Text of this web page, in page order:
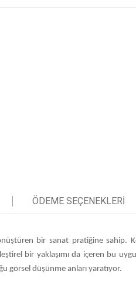
ÖDEME SEÇENEKLERI
bir sanat pratiğine sahip.
bir yaklaşımı da içeren bu
görsel düşünme anları yaratıyor.